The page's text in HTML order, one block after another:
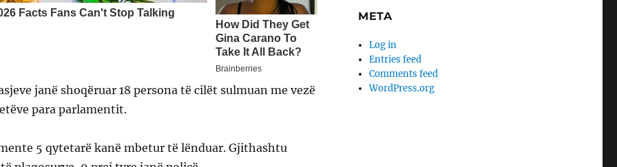
janë shoqëruar 18 persona të cilët sulmuan me vezë
para parlamentit.
5 qytetarë kanë mbetur të lënduar. Gjithashtu
META
Log in
Entries feed
Comments feed
WordPress.org